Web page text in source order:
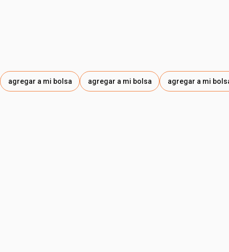
agregar a mi bolsa agregar a mi bolsa agregar a mi